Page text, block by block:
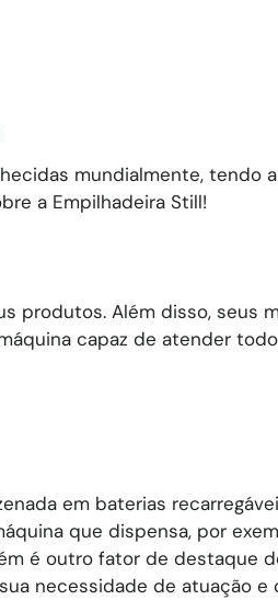
mundialmente, tendo
a Empilhadeira Still!
produtos. Além disso, seus
capaz de atender
em baterias
que dispensa, por
é outro fator de destaque
necessidade de atuação e